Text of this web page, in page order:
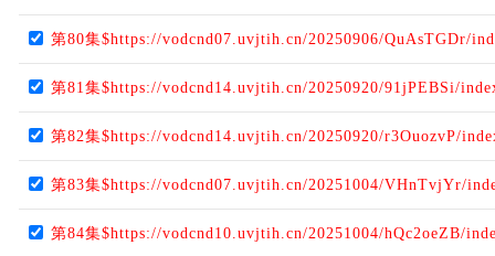
第80集$https://vodcnd07.uvjtih.cn/20250906/QuAsTGDr/
第81集$https://vodcnd14.uvjtih.cn/20250920/91jPEBSi/
第82集$https://vodcnd14.uvjtih.cn/20250920/r3OuozvP/
第83集$https://vodcnd07.uvjtih.cn/20251004/VHnTvjYr/
第84集$https://vodcnd10.uvjtih.cn/20251004/hQc2oeZB/